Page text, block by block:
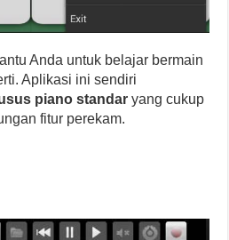
Anda untuk belajar bermain
Aplikasi ini sendiri
piano standar yang cukup
fitur perekam.